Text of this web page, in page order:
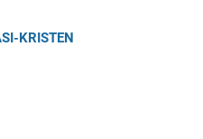
KRISTEN